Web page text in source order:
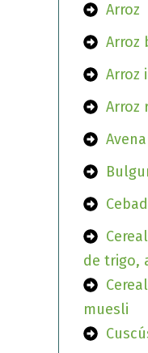
Arroz
Arroz
Arroz
Arroz
Avena
de trigo,
muesli